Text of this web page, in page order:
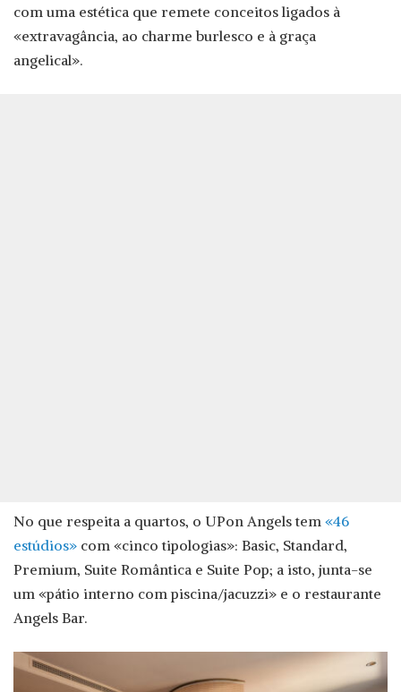
com uma estética que remete conceitos ligados à
«extravagância, ao charme burlesco e à graça
angelical».
No que respeita a quartos, o UPon Angels tem «46
estúdios» com «cinco tipologias»: Basic, Standard,
Premium, Suite Romântica e Suite Pop; a isto, junta-se
um «pátio interno com piscina/jacuzzi» e o restaurante
Angels Bar.